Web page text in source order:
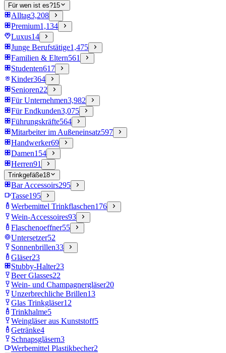
Für wen ist es?15
Alltag3,208
Premium1,134
Luxus14
Junge Berufstätige1,475
Familien & Eltern561
Studenten617
Kinder364
Senioren22
Für Unternehmen3,982
Für Endkunden3,075
Führungskräfte564
Mitarbeiter im Außeneinsatz597
Handwerker69
Damen154
Herren91
Trinkgefäße18
Bar Accessoirs295
Tasse195
Werbemittel Trinkflaschen176
Wein-Accessoires93
Flaschenoeffner55
Untersetzer52
Sonnenbrillen33
Gläser23
Stubby-Halter23
Beer Glasses22
Wein- und Champagnergläser20
Unzerbrechliche Brillen13
Glas Trinkgläser12
Trinkhalme5
Weingläser aus Kunststoff5
Getränke4
Schnapsgläsern3
Werbemittel Plastikbecher2